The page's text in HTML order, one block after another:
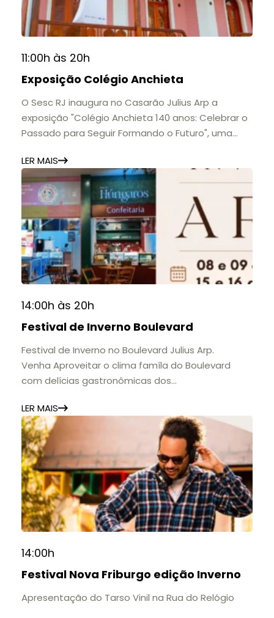
11:00h às 20h
Exposição Colégio Anchieta
O Sesc RJ inaugura no Casarão Julius Arp a
exposição "Colégio Anchieta 140 anos: Celebrar o
Passado para Seguir Formando o Futuro", uma
importantes instituições de ensino de Nova
Friburgo e do Brasil.
A mostra convida o público a conhecer o legado
do Colégio Anchieta por meio de documentos,
histórias e marcos que evidenciam sua
contribuição para a educação, a cultura e a
formação de gerações.
📍 Casarão Julius Arp
📅 Até 30 de setembro
11h às 17h
🎟️ Entrada gratuita.
LER MAIS
14:00h às 20h
Festival de Inverno Boulevard
Festival de Inverno no Boulevard Julius Arp.
Venha Aproveitar o clima famíla do Boulevard
com delícias gastronômicas dos
LER MAIS
14:00h
Festival Nova Friburgo edição Inverno
Apresentação do Tarso Vinil na Rua do Relógio